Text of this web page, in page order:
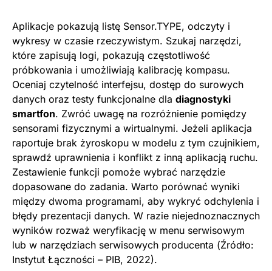
Aplikacje pokazują listę Sensor.TYPE, odczyty i
wykresy w czasie rzeczywistym. Szukaj narzędzi,
które zapisują logi, pokazują częstotliwość
próbkowania i umożliwiają kalibrację kompasu.
Oceniaj czytelność interfejsu, dostęp do surowych
danych oraz testy funkcjonalne dla diagnostyki
smartfon. Zwróć uwagę na rozróżnienie pomiędzy
sensorami fizycznymi a wirtualnymi. Jeżeli aplikacja
raportuje brak żyroskopu w modelu z tym czujnikiem,
sprawdź uprawnienia i konflikt z inną aplikacją ruchu.
Zestawienie funkcji pomoże wybrać narzędzie
dopasowane do zadania. Warto porównać wyniki
między dwoma programami, aby wykryć odchylenia i
błędy prezentacji danych. W razie niejednoznacznych
wyników rozważ weryfikację w menu serwisowym
lub w narzędziach serwisowych producenta (Źródło:
Instytut Łączności – PIB, 2022).